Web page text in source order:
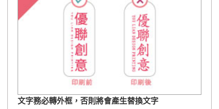
文字務必轉外框，否則將會產生替換文字